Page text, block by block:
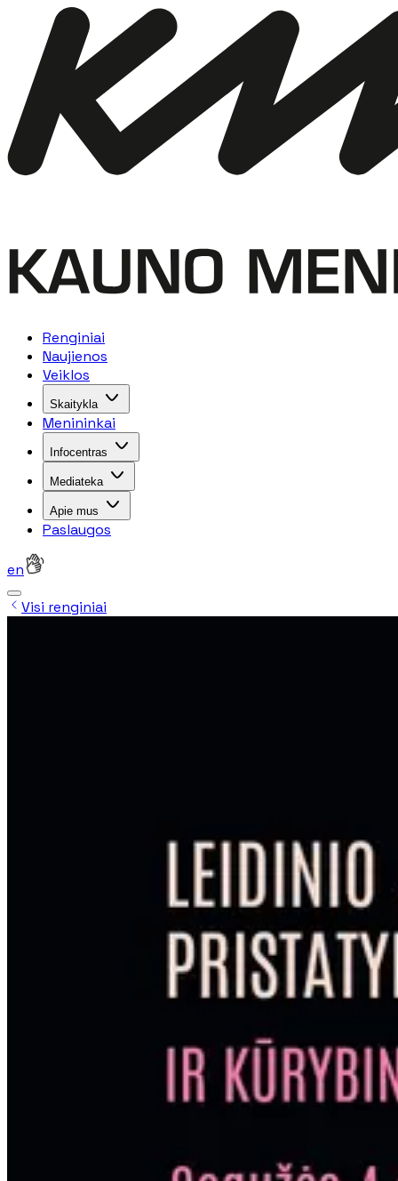
Renginiai
Naujienos
Veiklos
Skaitykla
Menininkai
Infocentras
Mediateka
Apie mus
Paslaugos
en
Visi renginiai